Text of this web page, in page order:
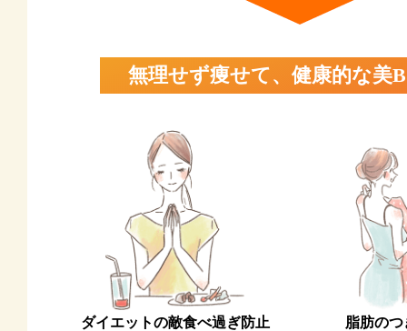
無理せず痩せて、健康的な美
ダイエットの敵食べ過ぎ防止 脂肪の